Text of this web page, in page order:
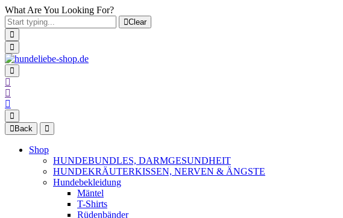
What Are You Looking For?
Clear
Back
Shop
HUNDEBUNDLES, DARMGESUNDHEIT
HUNDEKRÄUTERKISSEN, NERVEN & ÄNGSTE
Hundebekleidung
Mäntel
T-Shirts
Rüdenbänder